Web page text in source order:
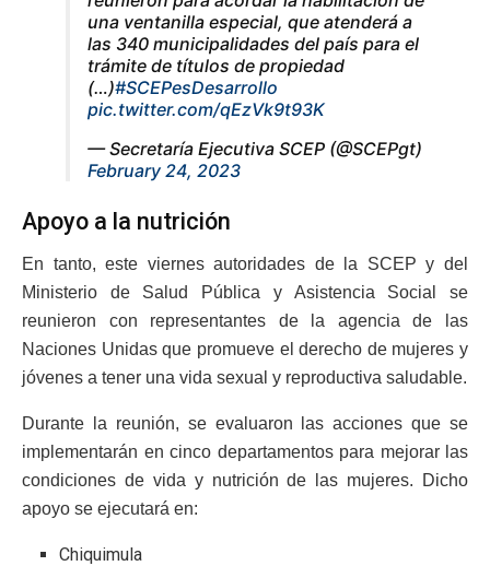
una ventanilla especial, que atenderá a
las 340 municipalidades del país para el
trámite de títulos de propiedad
(…)#SCEPesDesarrollo
pic.twitter.com/qEzVk9t93K
— Secretaría Ejecutiva SCEP (@SCEPgt)
February 24, 2023
Apoyo a la nutrición
En tanto, este viernes autoridades de la SCEP y del
Ministerio de Salud Pública y Asistencia Social se
reunieron con representantes de la agencia de las
Naciones Unidas que promueve el derecho de mujeres y
jóvenes a tener una vida sexual y reproductiva saludable.
Durante la reunión, se evaluaron las acciones que se
implementarán en cinco departamentos para mejorar las
condiciones de vida y nutrición de las mujeres. Dicho
apoyo se ejecutará en:
Chiquimula